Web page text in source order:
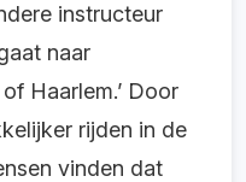
instructeur
naar
Haarlem.’ Door
rijden in de
vinden dat